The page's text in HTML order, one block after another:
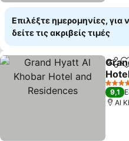
Επιλέξτε ημερομηνίες, για
δείτε τις ακριβείς τιμές
5
9,1
Al